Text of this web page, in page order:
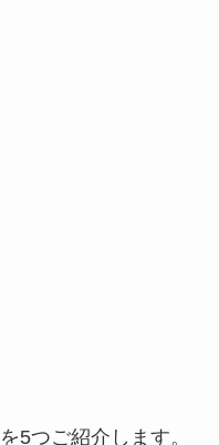
5つご紹介します。